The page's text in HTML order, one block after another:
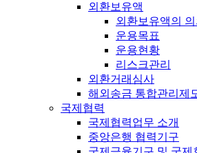
외환보유액
외환보유액의 의
운용목표
운용현황
리스크관리
외환거래심사
해외송금 통합관리제
국제협력
국제협력업무 소개
중앙은행 협력기구